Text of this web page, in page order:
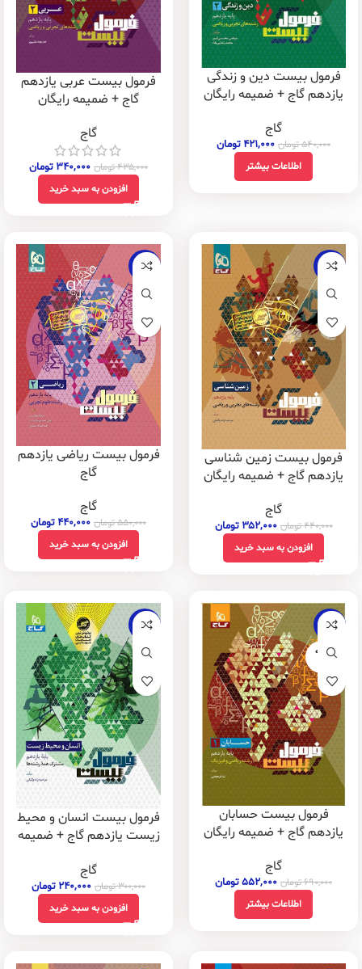
فرمول بیست دین و زندگی
یازدهم گاج + ضمیمه رایگان
گاج
۵۴۰,۰۰۰تومان ۴۲۱,۰۰۰ تومان
اطلاعات بیشتر
فرمول بیست عربی یازدهم
گاج + ضمیمه رایگان
گاج
۴۳۵,۰۰۰تومان ۳۴۰,۰۰۰ تومان
افزودن به سبد خرید
-20%
فرمول بیست زمین شناسی
یازدهم گاج + ضمیمه رایگان
گاج
۴۴۰,۰۰۰تومان ۳۵۲,۰۰۰ تومان
افزودن به سبد خرید
-20%
فرمول بیست ریاضی یازدهم
گاج
گاج
۵۵۰,۰۰۰تومان ۴۴۰,۰۰۰ تومان
افزودن به سبد خرید
-20%
فروخته
فرمول بیست حسابان
یازدهم گاج + ضمیمه رایگان
گاج
۶۹۰,۰۰۰تومان ۵۵۲,۰۰۰ تومان
اطلاعات بیشتر
-20%
فرمول بیست انسان و محیط
زیست یازدهم گاج + ضمیمه
گاج
۳۰۰,۰۰۰تومان ۲۴۰,۰۰۰ تومان
افزودن به سبد خرید